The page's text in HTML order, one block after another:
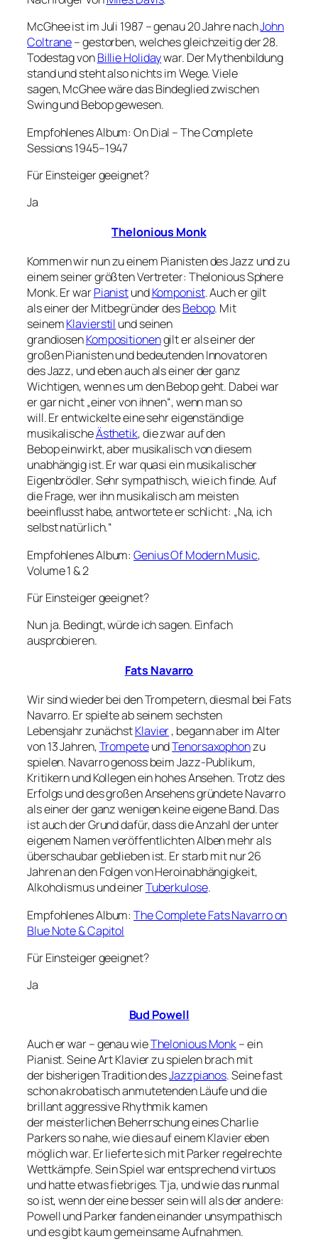
McGhee ist im Juli 1987 – genau 20 Jahre nachJohn
Coltrane– gestorben, welches gleichzeitig der 28.
Todestag vonBillie Holidaywar. Der Mythenbildung
stand und steht also nichts im Wege. Viele
sagen, McGhee wäre das Bindeglied zwischen
Swing und Bebop gewesen.
Empfohlenes Album: On Dial – The Complete
Sessions 1945–1947
Für Einsteiger geeignet?
Ja
Thelonious Monk
Kommen wir nun zu einem Pianisten des Jazz und zu
einem seiner größten Vertreter: Thelonious Sphere
Monk. Er warPianistundKomponist. Auch er gilt
als einer der Mitbegründer desBebop. Mit
seinemKlavierstil und seinen
grandiosenKompositionengilt er als einer der
großen Pianisten und bedeutenden Innovatoren
des Jazz, und eben auch als einer der ganz
Wichtigen, wenn es um den Bebop geht. Dabei war
er gar nicht „einer von ihnen“, wenn man so
will. Er entwickelte eine sehr eigenständige
musikalischeÄsthetik, die zwar auf den
Bebop einwirkt, aber musikalisch von diesem
unabhängig ist. Er war quasi ein musikalischer
Eigenbrödler. Sehr sympathisch, wie ich finde. Auf
die Frage, wer ihn musikalisch am meisten
beeinflusst habe, antwortete er schlicht: „Na, ich
selbst natürlich.“
Empfohlenes Album:Genius Of Modern Music,
Volume 1 & 2
Für Einsteiger geeignet?
Nun ja. Bedingt, würde ich sagen. Einfach
ausprobieren.
Fats Navarro
Wir sind wieder bei den Trompetern, diesmal bei Fats
Navarro. Er spielte ab seinem sechsten
Lebensjahr zunächstKlavier, begann aber im Alter
von 13 Jahren,TrompeteundTenorsaxophonzu
spielen. Navarro genoss beim Jazz-Publikum,
Kritikern und Kollegen ein hohes Ansehen. Trotz des
Erfolgs und des großen Ansehens gründete Navarro
als einer der ganz wenigen keine eigene Band. Das
ist auch der Grund dafür, dass die Anzahl der unter
eigenem Namen veröffentlichten Alben mehr als
überschaubar geblieben ist. Er starb mit nur 26
Jahren an den Folgen von Heroinabhängigkeit,
Alkoholismus und einerTuberkulose.
Empfohlenes Album:The Complete Fats Navarro on
Blue Note & Capitol
Für Einsteiger geeignet?
Ja
Bud Powell
Auch er war – genau wieThelonious Monk– ein
Pianist. Seine Art Klavier zu spielen brach mit
der bisherigen Tradition desJazzpianos. Seine fast
schon akrobatisch anmutetenden Läufe und die
brillant aggressive Rhythmik kamen
der meisterlichen Beherrschung eines Charlie
Parkers so nahe, wie dies auf einem Klavier eben
möglich war. Er lieferte sich mit Parker regelrechte
Wettkämpfe. Sein Spiel war entsprechend virtuos
und hatte etwas fiebriges. Tja, und wie das nunmal
so ist, wenn der eine besser sein will als der andere:
Powell und Parker fanden einander unsympathisch
und es gibt kaum gemeinsame Aufnahmen.